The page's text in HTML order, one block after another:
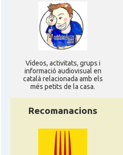
Ví­deos, activitats, grups i
informació audiovisual en
català relacionada amb els
més petits de la casa.
Recomanacions